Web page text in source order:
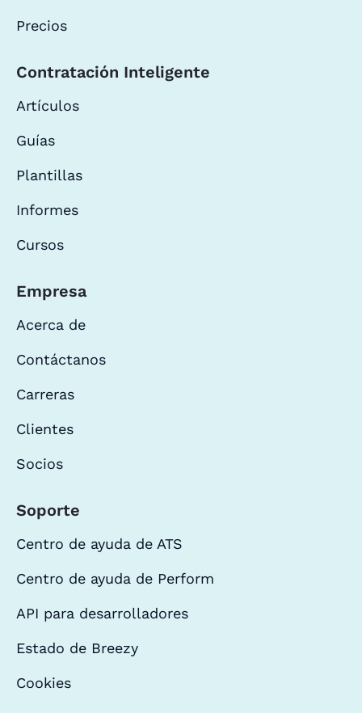
Precios
Contratación Inteligente
Artículos
Guías
Plantillas
Informes
Cursos
Empresa
Acerca de
Contáctanos
Carreras
Clientes
Socios
Soporte
Centro de ayuda de ATS
Centro de ayuda de Perform
API para desarrolladores
Estado de Breezy
Cookies